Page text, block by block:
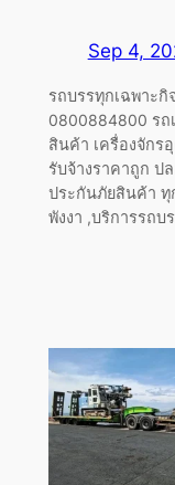
Sep 4,
รถบรรทุกเฉพาะกิ
0800884800 รถ
สินค้า เครื่องจักร
รับจ้างราคาถูก ป
ประกันภัยสินค้า ทุ
พังงา ,บริการรถบ